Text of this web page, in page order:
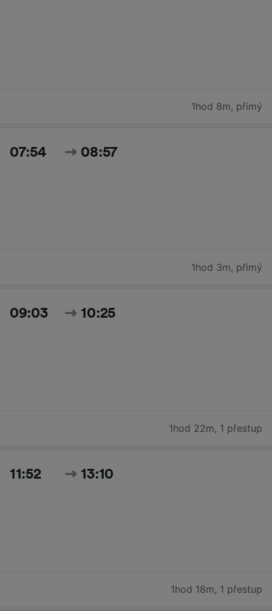
1hod 8m, přímý
07:54 08:57
1hod 3m, přímý
09:03 10:25
1hod 22m, 1 přestup
11:52 13:10
1hod 18m, 1 přestup